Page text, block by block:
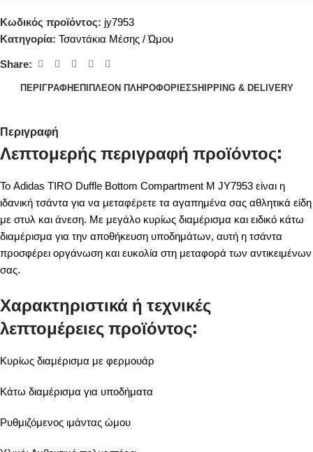
Κωδικός προϊόντος: jy7953
Κατηγορία: Τσαντάκια Μέσης / Ώμου
Share:
ΠΕΡΙΓΡΑΦΉ ΕΠΙΠΛΈΟΝ ΠΛΗΡΟΦΟΡΊΕΣSHIPPING & DELIVERY
Περιγραφή
Λεπτομερής περιγραφή προϊόντος:
Το Adidas TIRO Duffle Bottom Compartment M JY7953 είναι η
ιδανική τσάντα για να μεταφέρετε τα αγαπημένα σας αθλητικά είδη
με στυλ και άνεση. Με μεγάλο κυρίως διαμέρισμα και ειδικό κάτω
διαμέρισμα για την αποθήκευση υποδημάτων, αυτή η τσάντα
προσφέρει οργάνωση και ευκολία στη μεταφορά των αντικειμένων
σας.
Χαρακτηριστικά ή τεχνικές
λεπτομέρειες προϊόντος:
Κυρίως διαμέρισμα με φερμουάρ
Κάτω διαμέρισμα για υποδήματα
Ρυθμιζόμενος ιμάντας ώμου